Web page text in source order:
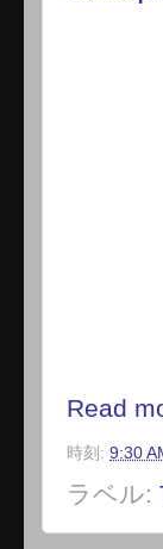
Read
時刻: 9:30
ラベル: